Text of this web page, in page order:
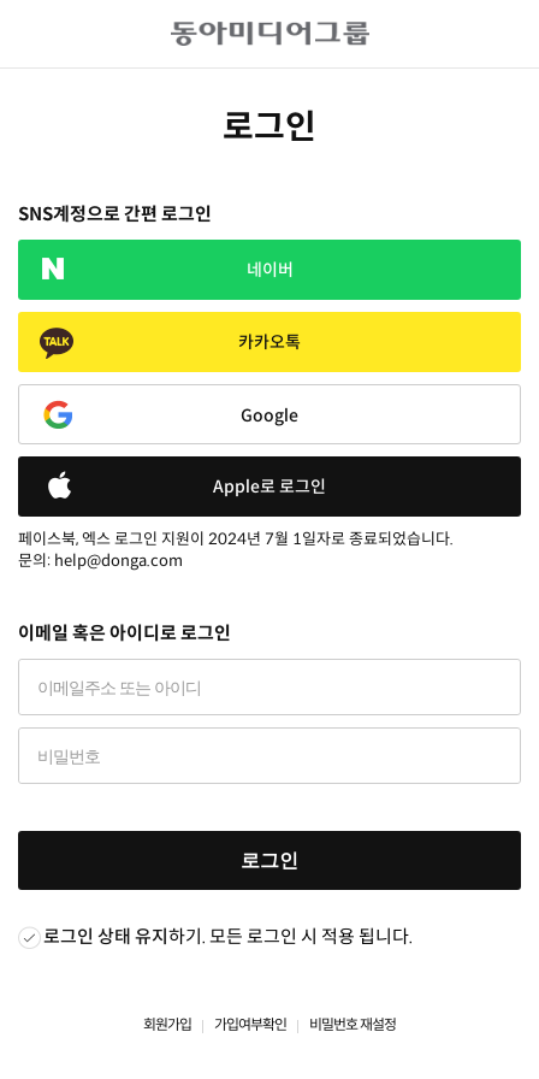
로그인
SNS계정으로 간편 로그인
네이버
카카오톡
Google
Apple로 로그인
페이스북, 엑스 로그인 지원이 2024년 7월 1일자로 종료되었습니다.
문의: help@donga.com
이메일 혹은 아이디로 로그인
로그인
로그인 상태 유지하기. 모든 로그인 시 적용 됩니다.
회원가입 가입여부확인 비밀번호 재설정